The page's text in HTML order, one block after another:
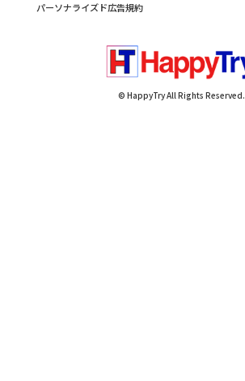
パーソナライズド広告規約
© HappyTry All Rights Reserved.